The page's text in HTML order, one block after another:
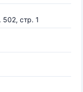
502, стр. 1